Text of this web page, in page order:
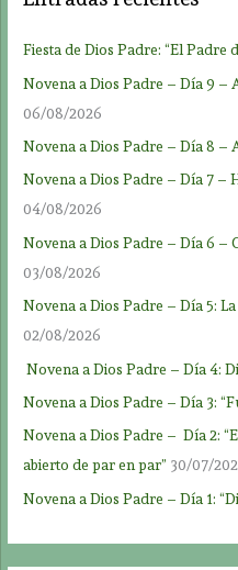
Fiesta de Dios Padre: “El Padre
Novena a Dios Padre – Día 9 –
06/08/2026
Novena a Dios Padre – Día 8 –
Novena a Dios Padre – Día 7 –
04/08/2026
Novena a Dios Padre – Día 6 –
03/08/2026
Novena a Dios Padre – Día 5:
02/08/2026
Novena a Dios Padre – Día 4:
Novena a Dios Padre – Día 3:
Novena a Dios Padre – Día 2:
abierto de par en par” 30/07/
Novena a Dios Padre – Día 1: